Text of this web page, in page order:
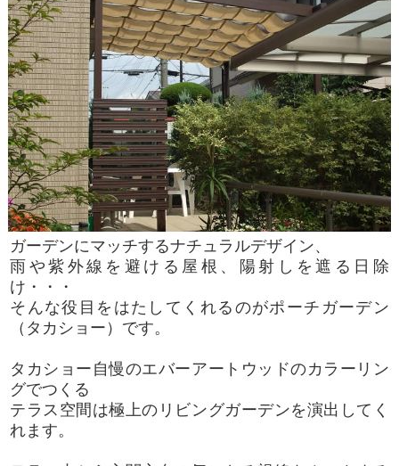
ガーデンにマッチするナチュラルデザイン、
雨や紫外線を避ける屋根、陽射しを遮る日除
け・・・
そんな役目をはたしてくれるのがポーチガーデン
（タカショー）です。
タカショー自慢のエバーアートウッドのカラーリン
グでつくる
テラス空間は極上のリビングガーデンを演出してく
れます。